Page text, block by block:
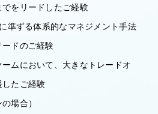
をリードしたご経験
準ずる体系的なマネジメント手法
ドのご経験
ームにおいて、大きなトレードオ
たご経験
場合）